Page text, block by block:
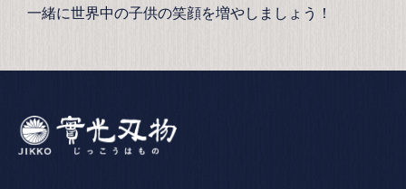
一緒に世界中の子供の笑顔を増やしましょう！